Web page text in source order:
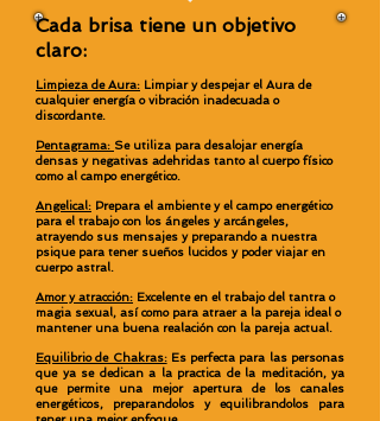
Cada brisa tiene un objetivo
claro:
Limpieza de Aura: Limpiar y despejar el Aura de
cualquier energía o vibración inadecuada o
discordante.
Pentagrama: Se utiliza para desalojar energía
densas y negativas adehridas tanto al cuerpo físico
como al campo energético.
Angelical: Prepara el ambiente y el campo energético
para el trabajo con los ángeles y arcángeles,
atrayendo sus mensajes y preparando a nuestra
psique para tener sueños lucidos y poder viajar en
cuerpo astral.
Amor y atracción: Excelente en el trabajo del tantra o
magia sexual, así como para atraer a la pareja ideal o
mantener una buena realación con la pareja actual.
Equilibrio de Chakras:Es perfecta para las personas
que ya se dedican a la practica de la meditación, ya
que permite una mejor apertura de los canales
energéticos, preparandolos y equilibrandolos para